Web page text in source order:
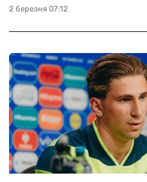
2 березня 07:12